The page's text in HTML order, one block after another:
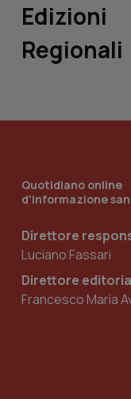
Edizioni
Regionali
Quotidiano online
d'informazione
Direttore
Luciano Fassari
Direttore
Francesco Maria